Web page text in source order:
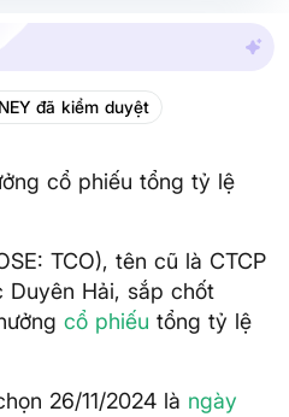
đã kiểm duyệt
cổ phiếu tổng tỷ lệ
TCO), tên cũ là CTCP
Duyên Hải, sắp chốt
cổ phiếu tổng tỷ lệ
26/11/2024 là ngày